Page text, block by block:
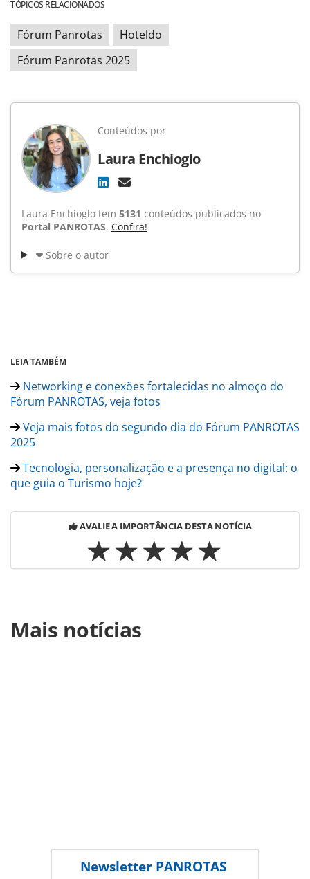
TÓPICOS RELACIONADOS
Fórum Panrotas
Hoteldo
Fórum Panrotas 2025
Conteúdos por
Laura Enchioglo
Laura Enchioglo tem 5131 conteúdos publicados no
Portal PANROTAS. Confira!
Sobre o autor
LEIA TAMBÉM
Networking e conexões fortalecidas no almoço do
Fórum PANROTAS, veja fotos
Veja mais fotos do segundo dia do Fórum PANROTAS
2025
Tecnologia, personalização e a presença no digital: o
que guia o Turismo hoje?
AVALIE A IMPORTÂNCIA DESTA NOTÍCIA
https://www.panrotas.com.br/mercado/operadoras/2025/
celebra-25-anos-e-destaca-pilares-da-operadora-no-forum-
Mais notícias
Newsletter PANROTAS